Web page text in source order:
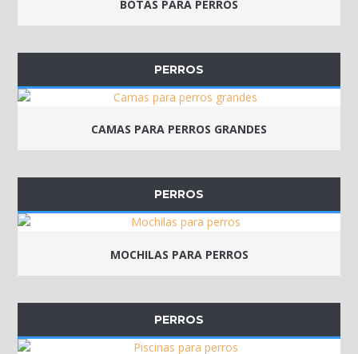
BOTAS PARA PERROS
PERROS
CAMAS PARA PERROS GRANDES
PERROS
MOCHILAS PARA PERROS
PERROS